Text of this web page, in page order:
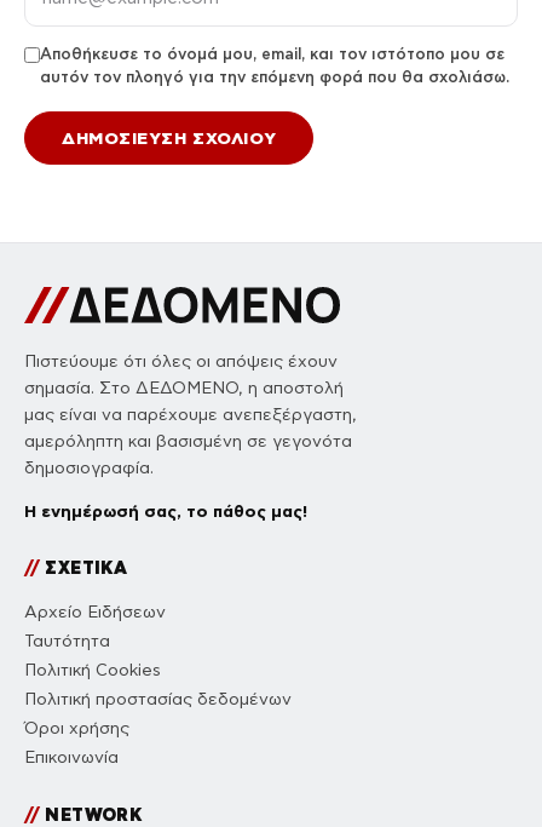
Αποθήκευσε το όνομά μου, email, και τον ιστότοπο μου σε
αυτόν τον πλοηγό για την επόμενη φορά που θα σχολιάσω.
Πιστεύουμε ότι όλες οι απόψεις έχουν
σημασία. Στο ΔΕΔΟΜΕΝΟ, η αποστολή
μας είναι να παρέχουμε ανεπεξέργαστη,
αμερόληπτη και βασισμένη σε γεγονότα
δημοσιογραφία.
Η ενημέρωσή σας, το πάθος μας!
//ΣΧΕΤΙΚΑ
Αρχείο Ειδήσεων
Ταυτότητα
Πολιτική Cookies
Πολιτική προστασίας δεδομένων
Όροι χρήσης
Επικοινωνία
//NETWORK